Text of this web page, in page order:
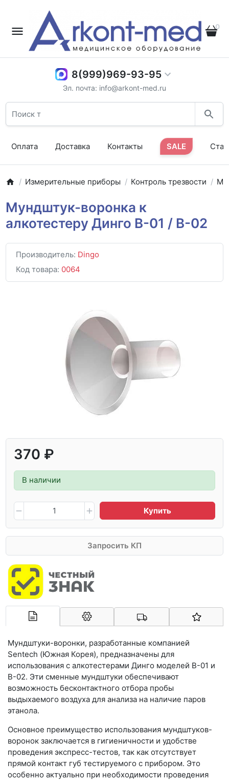
0
8(999)969-93-95
Эл. почта: info@arkont-med.ru
Оплата Доставка Контакты SALE
Измерительные приборы Контроль трезвости
Мундштук-воронка к
алкотестеру Динго В-01 / В-02
Производитель: Dingo
Код товара: 0064
370 ₽
В наличии
Купить
Запросить КП
Арконт-Мед
Мундштуки-воронки, разработанные компанией
Sentech (Южная Корея), предназначены для
использования с алкотестерами Динго моделей В-01 и
В-02. Эти сменные мундштуки обеспечивают
возможность бесконтактного отбора пробы
выдыхаемого воздуха для анализа на наличие паров
этанола.
Основное преимущество использования мундштуков-
воронок заключается в гигиеничности и удобстве
проведения экспресс-тестов, так как отсутствует
прямой контакт губ тестируемого с прибором. Это
особенно актуально при необходимости проведения